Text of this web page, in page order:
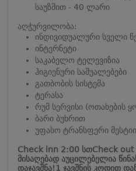
საუზმით - 40 ლარი
აღჭურვილობა:
ინდივიდუალური სველი
ინტერნეტი
საკაბელო ტელევიზია
ჰიგიენური საშუალებები
გათბობის სისტემა
ტერასა
რუმ სერვისი (ოთახების
ბარი ბუხრით
უფასო ტრანსფერი
Check inn 2:00 სთCheck
მისაღებად აუცილებელია
დაჯავშნა!1 ჯავშნის კოდით